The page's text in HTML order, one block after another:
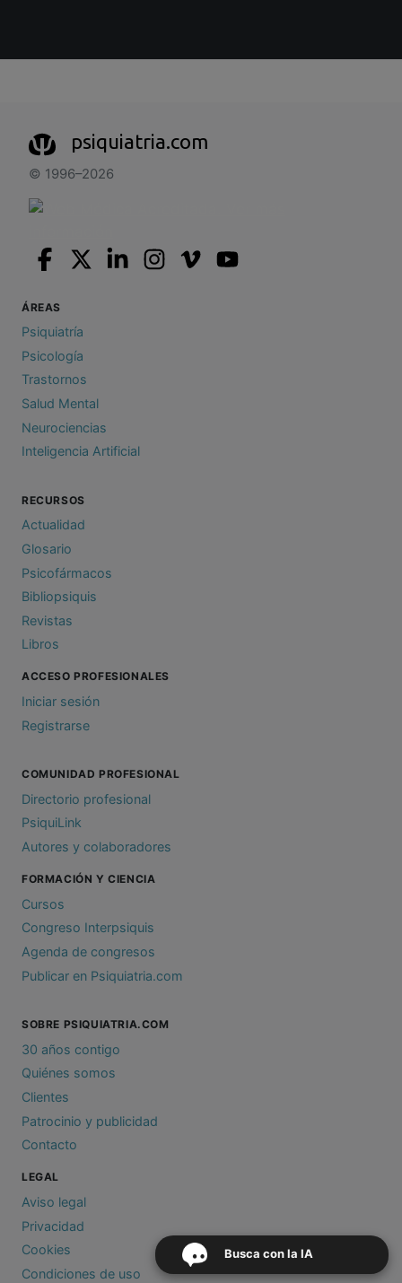
Busca con la IA
psiquiatria.com
© 1996–2026
ÁREAS
Psiquiatría
Psicología
Trastornos
Salud Mental
Neurociencias
Inteligencia Artificial
RECURSOS
Actualidad
Glosario
Psicofármacos
Bibliopsiquis
Revistas
Libros
ACCESO PROFESIONALES
Iniciar sesión
Registrarse
COMUNIDAD PROFESIONAL
Directorio profesional
PsiquiLink
Autores y colaboradores
FORMACIÓN Y CIENCIA
Cursos
Congreso Interpsiquis
Agenda de congresos
Publicar en Psiquiatria.com
SOBRE PSIQUIATRIA.COM
30 años contigo
Quiénes somos
Clientes
Patrocinio y publicidad
Contacto
LEGAL
Aviso legal
Privacidad
Cookies
Condiciones de uso